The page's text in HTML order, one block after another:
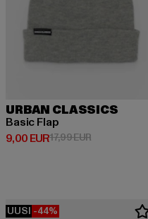
URBAN CLASSICS
Basic Flap
9,00 EUR
Ajankohtainen hinta: 9,00 EUR
17,99 EUR
UUSI -44%